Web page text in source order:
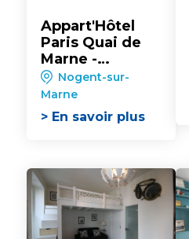
Appart'Hôtel
Paris Quai de
Marne -
Vacancéole***
Nogent-sur-
Marne
> En savoir plus